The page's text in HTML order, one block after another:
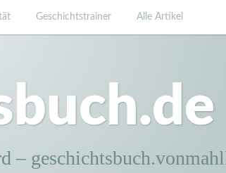
Geschichtstrainer Alle Artikel
–